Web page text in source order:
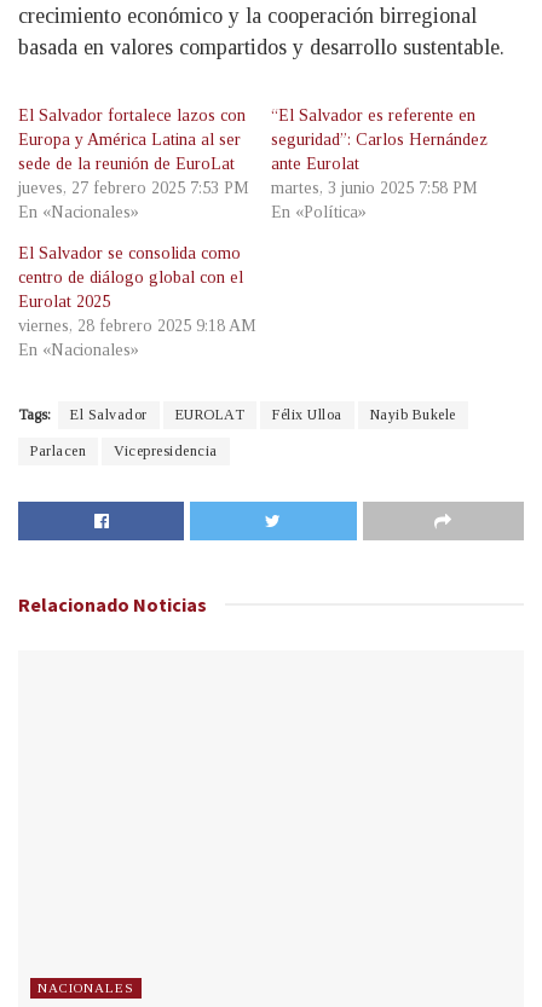
crecimiento económico y la cooperación birregional
basada en valores compartidos y desarrollo sustentable.
El Salvador fortalece lazos con
Europa y América Latina al ser
sede de la reunión de EuroLat
jueves, 27 febrero 2025 7:53 PM
En «Nacionales»
“El Salvador es referente en
seguridad”: Carlos Hernández
ante Eurolat
martes, 3 junio 2025 7:58 PM
En «Política»
El Salvador se consolida como
centro de diálogo global con el
Eurolat 2025
viernes, 28 febrero 2025 9:18 AM
En «Nacionales»
Tags: El Salvador EUROLAT Félix Ulloa Nayib Bukele
Parlacen Vicepresidencia
Relacionado Noticias
NACIONALES